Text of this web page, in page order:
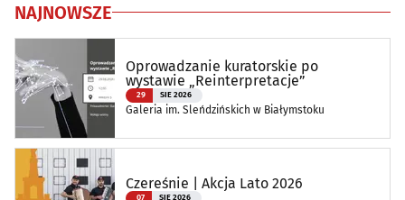
NAJNOWSZE
Oprowadzanie kuratorskie po
wystawie „Reinterpretacje”
29 SIE 2026
Galeria im. Sleńdzińskich w Białymstoku
Czereśnie | Akcja Lato 2026
07 SIE 2026